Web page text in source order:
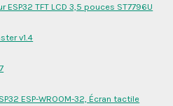
TFT LCD 3,5 pouces ST7796U
v1.4
ESP-WROOM-32, Écran tactile